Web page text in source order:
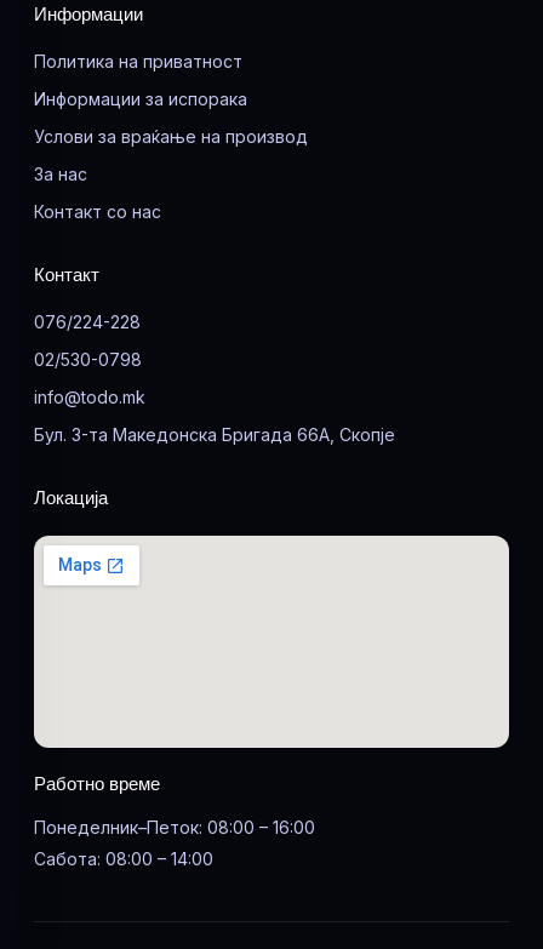
Информации
Политика на приватност
Информации за испорака
Услови за враќање на производ
За нас
Контакт со нас
Контакт
076/224-228
02/530-0798
info@todo.mk
Бул. 3-та Македонска Бригада 66А, Скопје
Локација
Работно време
Понеделник–Петок: 08:00 – 16:00
Сабота: 08:00 – 14:00